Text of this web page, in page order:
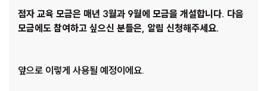
점자 교육 모금은 매년 3월과 9월에 모금을 개설합니다. 다음
모금에도 참여하고 싶으신 분들은, 알림 신청해주세요.
앞으로 이렇게 사용될 예정이에요.